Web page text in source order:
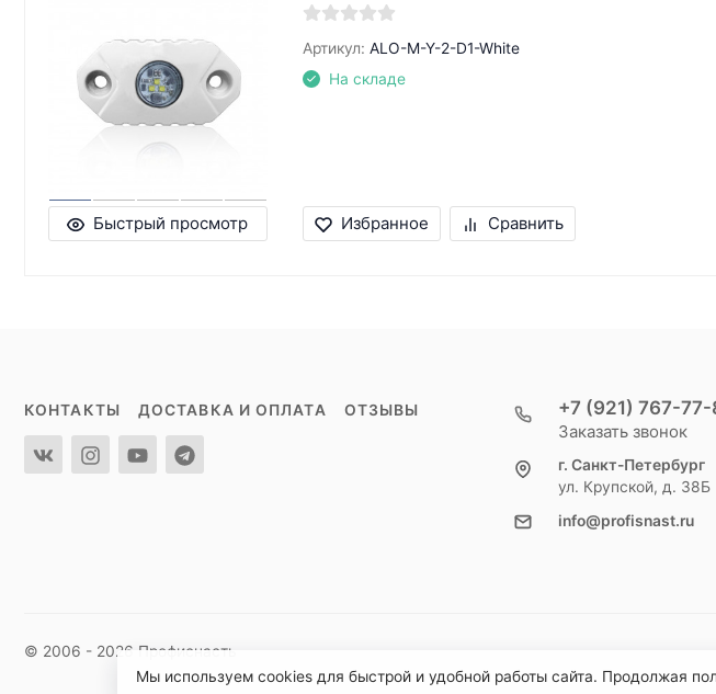
Быстрый просмотр
Артикул: ALO-M-Y-2-D1-White
На складе
Избранное Сравнить
КОНТАКТЫ ДОСТАВКА И ОПЛАТА ОТЗЫВЫ +7 (921) 767-77-
Заказать звонок
г. Санкт-Петербург
ул. Крупской, д. 38Б
info@profisnast.ru
© 2006 - 2026 Профиснасть
Мы используем cookies для быстрой и удобной работы сайта. Продолжая